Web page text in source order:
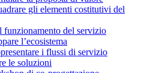
gli elementi costitutivi del
funzionamento del servizio
l’ecosistema
i flussi di servizio
le soluzioni